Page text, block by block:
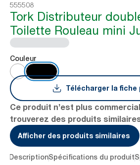
555508
Tork Distributeur
Toilette Rouleau mini
Couleur
Télécharger la fiche
Ce produit n’est plus
trouverez des produits
Afficher des produits similaires
DescriptionSpécifications du produit